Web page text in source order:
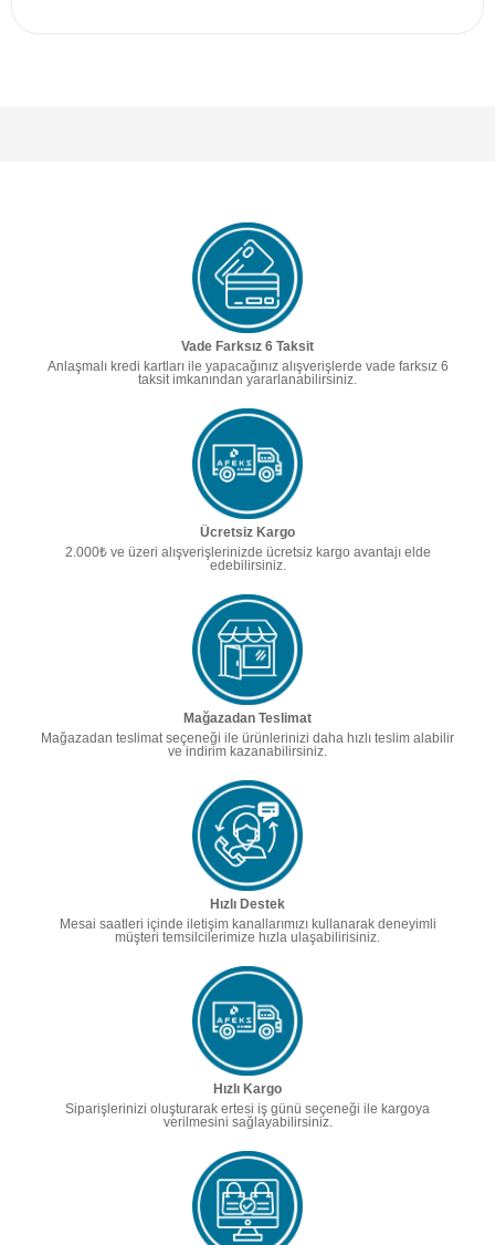
Vade Farksız 6 Taksit
Anlaşmalı kredi kartları ile yapacağınız alışverişlerde vade farksız 6
taksit imkanından yararlanabilirsiniz.
Ücretsiz Kargo
2.000₺ ve üzeri alışverişlerinizde ücretsiz kargo avantajı elde
edebilirsiniz.
Mağazadan Teslimat
Mağazadan teslimat seçeneği ile ürünlerinizi daha hızlı teslim alabilir
ve indirim kazanabilirsiniz.
Hızlı Destek
Mesai saatleri içinde iletişim kanallarımızı kullanarak deneyimli
müşteri temsilcilerimize hızla ulaşabilirisiniz.
Hızlı Kargo
Siparişlerinizi oluşturarak ertesi iş günü seçeneği ile kargoya
verilmesini sağlayabilirsiniz.